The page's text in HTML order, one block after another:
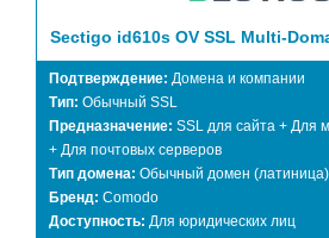
Sectigo id610s OV SSL Multi-
Подтверждение: Домена и компании
Тип: Обычный SSL
Предназначение: SSL для сайта + Для
+ Для почтовых серверов
Тип домена: Обычный домен (латиница)
Бренд: Comodo
Доступность: Для юридических лиц